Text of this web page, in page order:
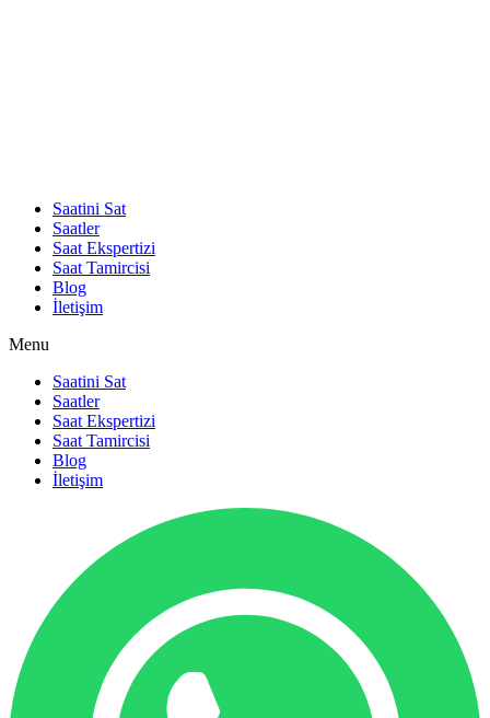
Saatini Sat
Saatler
Saat Ekspertizi
Saat Tamircisi
Blog
İletişim
Menu
Saatini Sat
Saatler
Saat Ekspertizi
Saat Tamircisi
Blog
İletişim